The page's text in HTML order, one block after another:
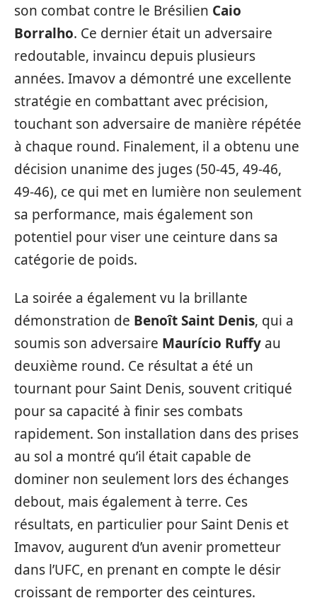
son combat contre le Brésilien Caio
Borralho. Ce dernier était un adversaire
redoutable, invaincu depuis plusieurs
années. Imavov a démontré une excellente
stratégie en combattant avec précision,
touchant son adversaire de manière répétée
à chaque round. Finalement, il a obtenu une
décision unanime des juges (50-45, 49-46,
49-46), ce qui met en lumière non seulement
sa performance, mais également son
potentiel pour viser une ceinture dans sa
catégorie de poids.
La soirée a également vu la brillante
démonstration de Benoît Saint Denis, qui a
soumis son adversaire Maurício Ruffy au
deuxième round. Ce résultat a été un
tournant pour Saint Denis, souvent critiqué
pour sa capacité à finir ses combats
rapidement. Son installation dans des prises
au sol a montré qu’il était capable de
dominer non seulement lors des échanges
debout, mais également à terre. Ces
résultats, en particulier pour Saint Denis et
Imavov, augurent d’un avenir prometteur
dans l’UFC, en prenant en compte le désir
croissant de remporter des ceintures.